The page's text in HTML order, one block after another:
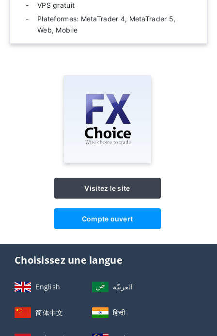
VPS gratuit
Plateformes: MetaTrader 4, MetaTrader 5,
Web, Mobile
Visitez le site
Compte ouvert
Choisissez une langue
English العربيّة
简体中文 हिन्दी